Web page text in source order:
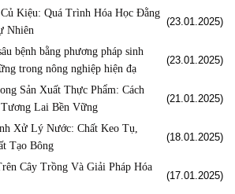
Kiệu: Quá Trình Hóa Học Đằng
Nhiên
(23.01.2025)
bệnh bằng phương pháp sinh
trong nông nghiệp hiện đạ
(23.01.2025)
Sản Xuất Thực Phẩm: Cách
Lai Bền Vững
(21.01.2025)
Xử Lý Nước: Chất Keo Tụ,
Tạo Bông
(18.01.2025)
Cây Trồng Và Giải Pháp Hóa
(17.01.2025)